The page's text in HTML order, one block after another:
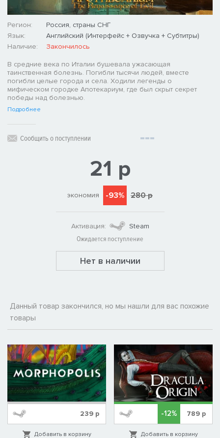
Регион:
Россия, страны СНГ
Язык:
Английский (Интерфейс + Озвучка + Субтитры)
Наличие:
Закончилось
В средние века по Италии бушевала ужасающая
таинственная болезнь. Погибли тысячи людей, вместе
погибли целые города и села. Ходили легенды о
мифическом городке Апотекариум, где был скрыт секрет
победы над болезнью.
Подробнее
Сообщить о поступлении
21 р
экономия -93% 280 р
Активация:
Steam
Ожидается поступление
Нет в наличии
Данный товар закончился, но мы нашли для вас похожие
товары
239 р
Добавить в корзину
-12% 789 р
Добавить в корзину